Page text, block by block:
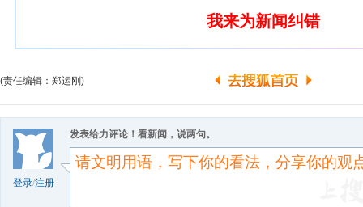
我来为新闻纠错
(责任编辑：郑运刚)
登录/注册
发表给力评论！看新闻，说两句。